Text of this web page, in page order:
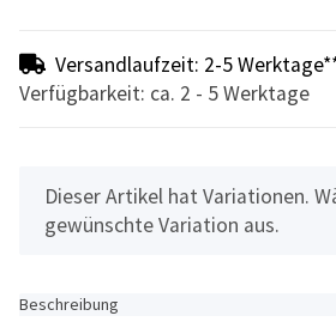
Versandlaufzeit: 2-5
Verfügbarkeit: ca. 2 - 5 Werktage
x
Dieser Artikel hat Variationen.
gewünschte Variation aus.
Beschreibung